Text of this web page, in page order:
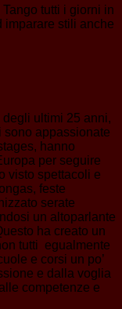
tutti i giorni in
imparare stili anche
ultimi 25 anni,
sono appassionate
hanno
per seguire
visto spettacoli e
feste
serate
un altoparlante
ha creato un
tutti egualmente
e corsi un po’
e dalla voglia
competenze e